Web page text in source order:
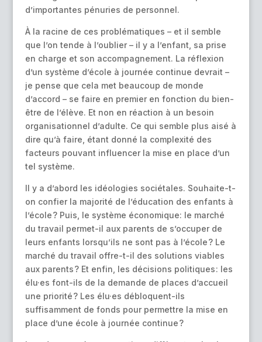
d’importantes pénuries de personnel.
À la racine de ces problématiques – et il semble
que l’on tende à l’oublier – il y a l’enfant, sa prise
en charge et son accompagnement. La réflexion
d’un système d’école à journée continue devrait –
je pense que cela met beaucoup de monde
d’accord – se faire en premier en fonction du bien-
être de l’élève. Et non en réaction à un besoin
organisationnel d’adulte. Ce qui semble plus aisé à
dire qu’à faire, étant donné la complexité des
facteurs pouvant influencer la mise en place d’un
tel système.
Il y a d’abord les idéologies sociétales. Souhaite-t-
on confier la majorité de l’éducation des enfants à
l’école ? Puis, le système économique: le marché
du travail permet-il aux parents de s’occuper de
leurs enfants lorsqu’ils ne sont pas à l’école ? Le
marché du travail offre-t-il des solutions viables
aux parents ? Et enfin, les décisions politiques : les
élu·es font-ils de la demande de places d’accueil
une priorité ? Les élu·es débloquent-ils
suffisamment de fonds pour permettre la mise en
place d’une école à journée continue ?